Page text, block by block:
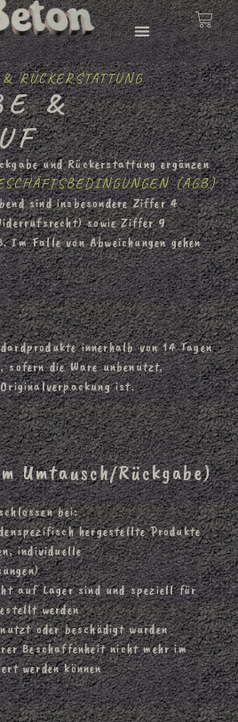
RÜCKERSTATTUNG
&
und Rückerstattung ergänzen
(AGB)
sind insbesondere Ziffer 4
sowie Ziffer 9
Im Falle von Abweichungen gehen
innerhalb von 14 Tagen
sofern die Ware unbenutzt,
ist.
Umtausch/Rückgabe)
bei:
hergestellte Produkte
individuelle
auf Lager sind und speziell für
werden
oder beschädigt wurden
Beschaffenheit nicht mehr im
werden können